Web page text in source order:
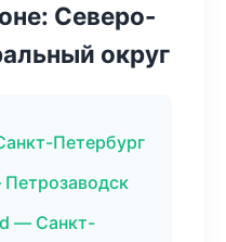
Северо-
округ
Петербург
— Санкт-